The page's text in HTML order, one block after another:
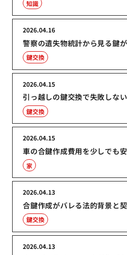
知識
警察の遺失物統計から見る鍵
2026.04.16
鍵交換
引っ越しの鍵交換で失敗しな
2026.04.15
鍵交換
車の合鍵作成費用を少しでも
2026.04.15
家
合鍵作成がバレる法的背景と
2026.04.13
鍵交換
2026.04.13